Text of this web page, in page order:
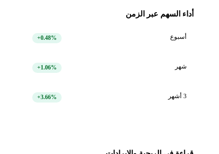
أداء السهم عبر الزمن
أسبوع +0.48%
شهر +1.06%
3 أشهر +3.66%